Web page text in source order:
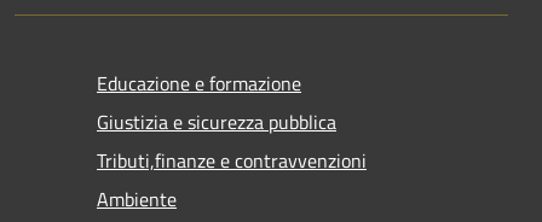
Educazione e formazione
Giustizia e sicurezza pubblica
Tributi,finanze e contravvenzioni
Ambiente